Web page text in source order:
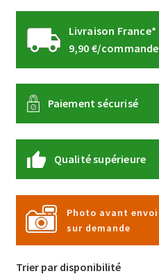
Livraison France*
9,90 €/commande
Paiement sécurisé
Qualité supérieure
Photo avant envoi
sur demande
Trier par disponibilité